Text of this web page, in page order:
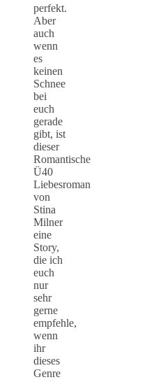
perfekt.
Aber
auch
wenn
es
keinen
Schnee
bei
euch
gerade
gibt, ist
dieser
Romantische
Ü40
Liebesroman
von
Stina
Milner
eine
Story,
die ich
euch
nur
sehr
gerne
empfehle,
wenn
ihr
dieses
Genre